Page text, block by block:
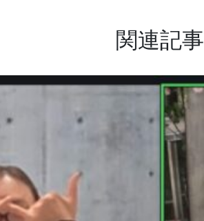
関連記事